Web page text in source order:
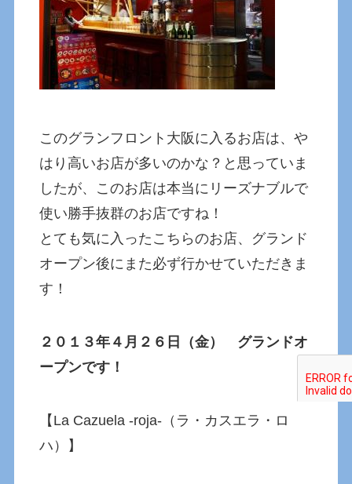
このグランフロント大阪に入るお店は、や
はり高いお店が多いのかな？と思っていま
したが、このお店は本当にリーズナブルで
使い勝手抜群のお店ですね！
とても気に入ったこちらのお店、グランド
オープン後にまた必ず行かせていただきま
す！
２０１３年４月２６日（金） グランドオ
ープンです！
【La Cazuela -roja-（ラ・カスエラ・ロ
ハ）】